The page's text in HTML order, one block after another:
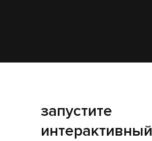
запустите
интерактивный